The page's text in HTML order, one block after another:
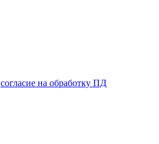
согласие на обработку ПД